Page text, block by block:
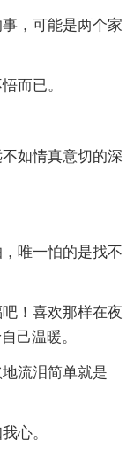
，可能是两个家
而已。
如情真意切的深
唯一怕的是找不
！喜欢那样在夜
己温暖。
流泪简单就是
心。